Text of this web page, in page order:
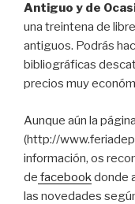
Antiguo y de
una treintena de
antiguos. Podrás
bibliográficas
precios muy
Aunque aún la
(http://
información, os
de facebookdonde
las novedades